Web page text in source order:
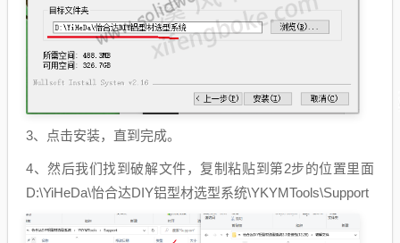
3、点击安装，直到完成。
4、然后我们找到破解文件，复制粘贴到第2步的位置里面
D:\YiHeDa\怡合达DIY铝型材选型系统\YKYMTools\Support